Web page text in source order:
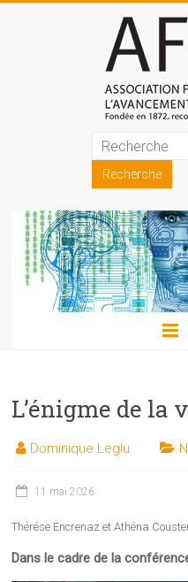
Association
française
pour
des
sciences
les
et
techniques
du
public
L’énigme de la
Dominique Leglu
11 mai 2026
Thérése Encrenaz et Athéna
Dans le cadre de la